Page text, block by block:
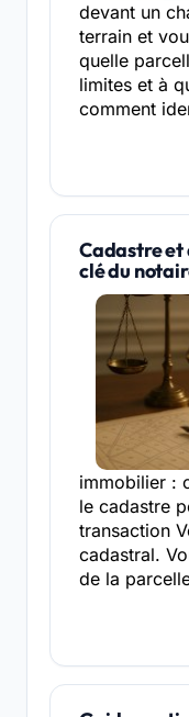
devant un
terrain et
quelle
limites et à
comment
Cadastre et
clé du
immobilier :
le cadastre
transaction
cadastral.
de la